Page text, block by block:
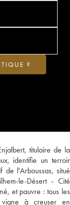
titulaire de la
identifie un terroir
de l'Arboussas, situé
le-Désert - Cité
et pauvre : tous les
à creuser en
?